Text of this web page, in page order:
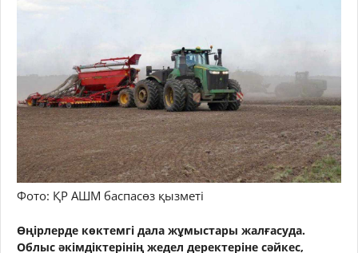
Фото: ҚР АШМ баспасөз қызметі
Өңірлерде көктемгі дала жұмыстары жалғасуда.
Облыс әкімдіктерінің жедел деректеріне сәйкес,